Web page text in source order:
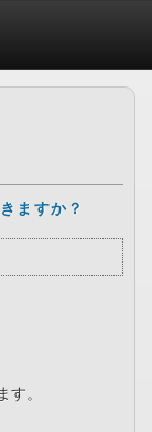
ますか？
。